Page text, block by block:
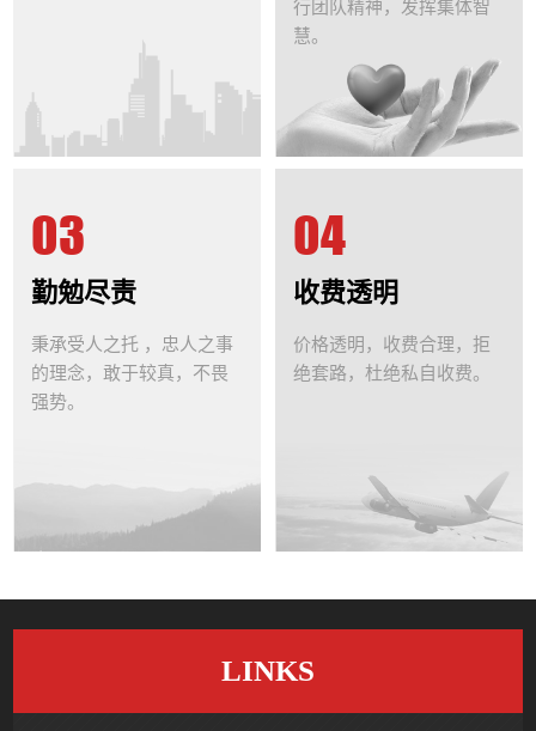
行团队精神，发挥集体智
慧。
03
勤勉尽责
秉承受人之托 ，忠人之事
的理念，敢于较真，不畏
强势。
04
收费透明
价格透明，收费合理，拒
绝套路，杜绝私自收费。
LINKS